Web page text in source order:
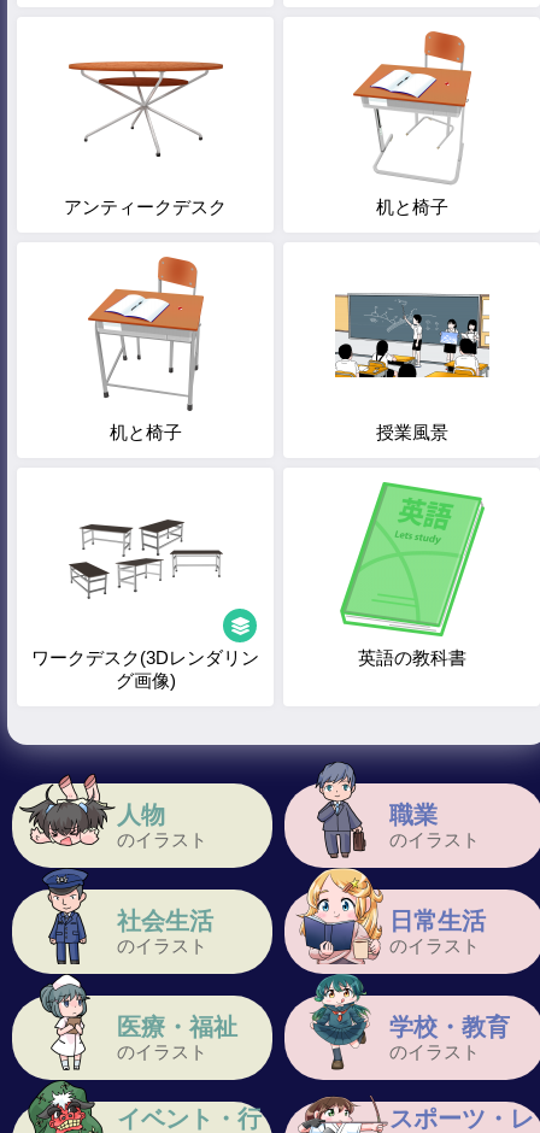
人物
のイラスト
職業
のイラスト
社会生活
のイラスト
日常生活
のイラスト
医療・福祉
のイラスト
学校・教育
のイラスト
イベント・行
スポーツ・レ
アンティークデスク 机と椅子
机と椅子 授業風景
ワークデスク(3Dレンダリン
グ画像)
英語の教科書